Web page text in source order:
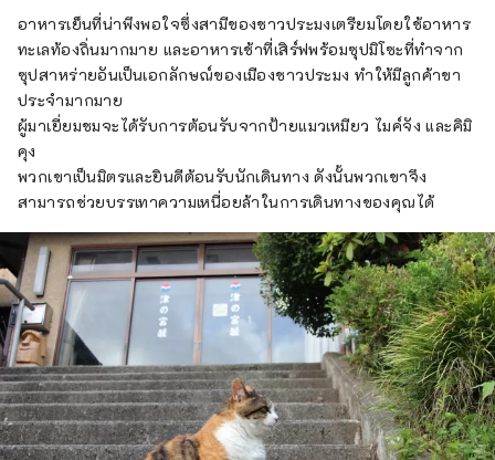
อาหารเย็นที่น่าพึงพอใจซึ่งสามีของชาวประมงเตรียมโดยใช้อาหาร
ทะเลท้องถิ่นมากมาย และอาหารเช้าที่เสิร์ฟพร้อมซุปมิโซะที่ทำจาก
ซุปสาหร่ายอันเป็นเอกลักษณ์ของเมืองชาวประมง ทำให้มีลูกค้าขา
ประจำมากมาย
ผู้มาเยี่ยมชมจะได้รับการต้อนรับจากป้ายแมวเหมียว ไมค์จัง และคิมิ
คุง
พวกเขาเป็นมิตรและยินดีต้อนรับนักเดินทาง ดังนั้นพวกเขาจึง
สามารถช่วยบรรเทาความเหนื่อยล้าในการเดินทางของคุณได้